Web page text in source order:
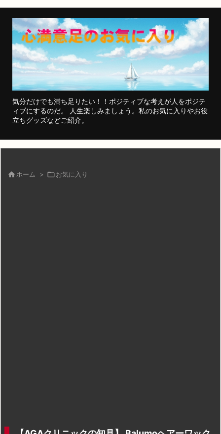
気分だけでも満ち足りたい！！ポジティブな考えが人をポジテ
ィブにするのだ。 人生楽しみましょう。私のお気に入りやお役
立ちグッズなどご紹介。
 ホーム > お気に入り